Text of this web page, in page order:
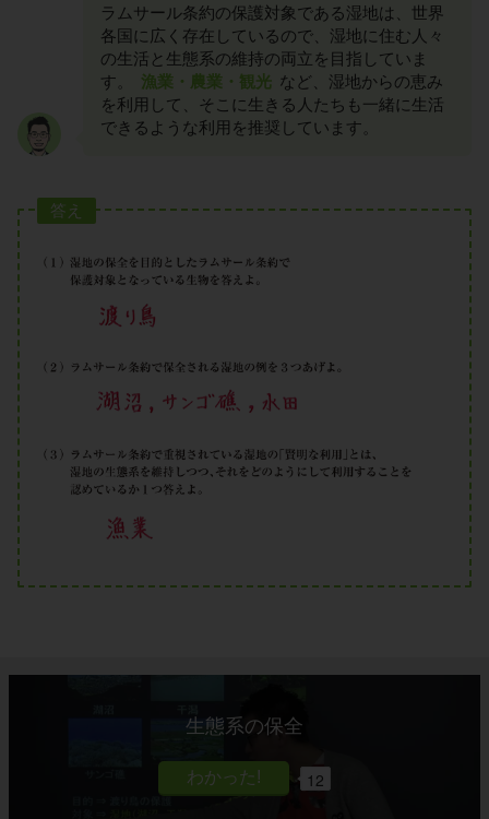
ラムサール条約の保護対象である湿地は、世界
各国に広く存在しているので、湿地に住む人々
の生活と生態系の維持の両立を目指していま
す。
漁業・農業・観光 など、湿地からの恵み
を利用して、そこに生きる人たちも一緒に生活
できるような利用を推奨しています。
答え
生態系の保全
12